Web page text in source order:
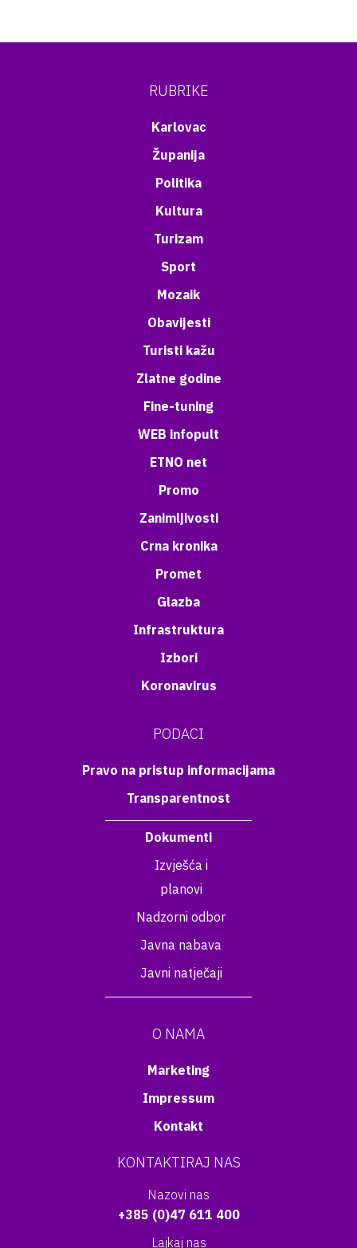
RUBRIKE
Karlovac
Županija
Politika
Kultura
Turizam
Sport
Mozaik
Obavijesti
Turisti kažu
Zlatne godine
Fine-tuning
WEB infopult
ETNO net
Promo
Zanimljivosti
Crna kronika
Promet
Glazba
Infrastruktura
Izbori
Koronavirus
PODACI
Pravo na pristup informacijama
Transparentnost
Dokumenti
Izvješća i
planovi
Nadzorni odbor
Javna nabava
Javni natječaji
O NAMA
Marketing
Impressum
Kontakt
KONTAKTIRAJ NAS
Nazovi nas
+385 (0)47 611 400
Lajkaj nas